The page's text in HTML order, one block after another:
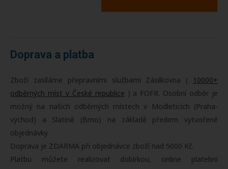
Doprava a platba
Zboží zasíláme přepravními službami Zásilkovna (
10000+
odběrných míst v České republice ) a FOFR. Osobní odběr je
možný na našich odběrných místech v Modleticích (Praha-
východ) a Slatině (Brno) na základě předem vytvořené
objednávky.
Doprava je ZDARMA při objednávce zboží nad 5000 Kč.
Platbu můžete realizovat dobírkou, online platební